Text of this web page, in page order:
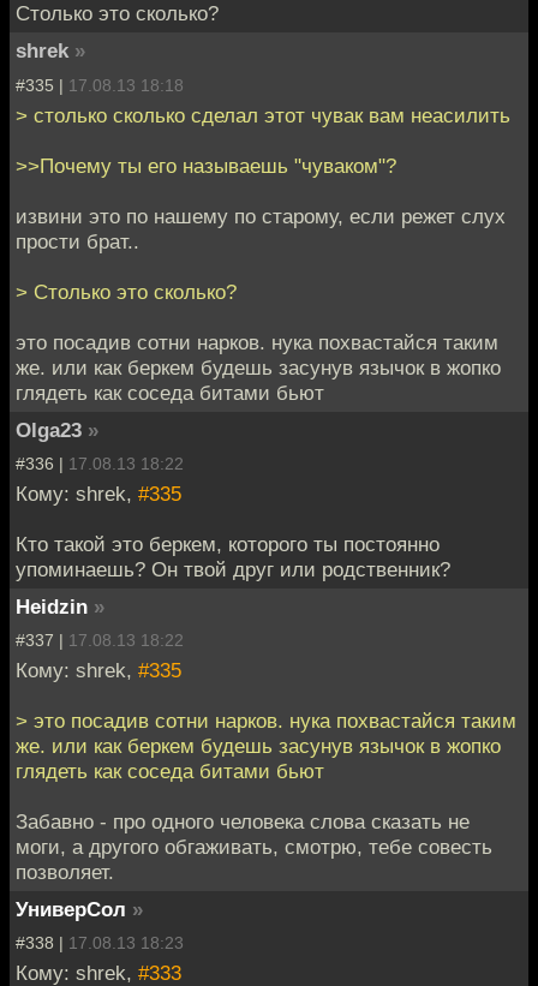
Столько это сколько?
shrek »
#335 | 17.08.13 18:18
> столько сколько сделал этот чувак вам неасилить
>>Почему ты его называешь "чуваком"?
извини это по нашему по старому, если режет слух
прости брат..
> Столько это сколько?
это посадив сотни нарков. нука похвастайся таким
же. или как беркем будешь засунув язычок в жопко
глядеть как соседа битами бьют
Olga23 »
#336 | 17.08.13 18:22
Кому: shrek, #335
Кто такой это беркем, которого ты постоянно
упоминаешь? Он твой друг или родственник?
Heidzin »
#337 | 17.08.13 18:22
Кому: shrek, #335
> это посадив сотни нарков. нука похвастайся таким
же. или как беркем будешь засунув язычок в жопко
глядеть как соседа битами бьют
Забавно - про одного человека слова сказать не
моги, а другого обгаживать, смотрю, тебе совесть
позволяет.
УниверСол »
#338 | 17.08.13 18:23
Кому: shrek, #333